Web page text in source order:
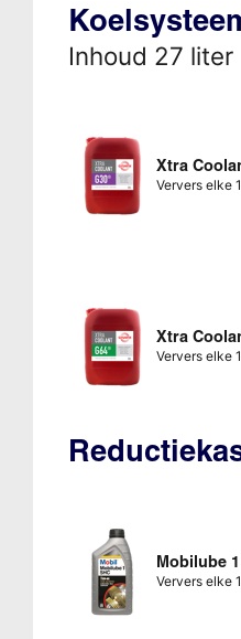
Inhoud 27 liter
Xtra
Ververs elke
Xtra
Ververs elke
Mobilube
Ververs elke